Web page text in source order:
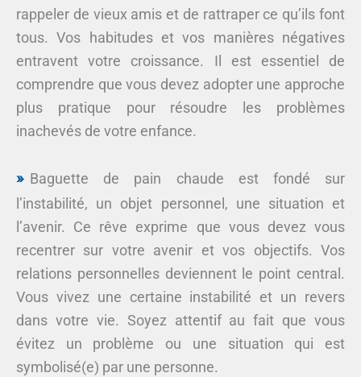
rappeler de vieux amis et de rattraper ce qu’ils font
tous. Vos habitudes et vos manières négatives
entravent votre croissance. Il est essentiel de
comprendre que vous devez adopter une approche
plus pratique pour résoudre les problèmes
inachevés de votre enfance.
Baguette de pain chaude est fondé sur
l’instabilité, un objet personnel, une situation et
l’avenir. Ce rêve exprime que vous devez vous
recentrer sur votre avenir et vos objectifs. Vos
relations personnelles deviennent le point central.
Vous vivez une certaine instabilité et un revers
dans votre vie. Soyez attentif au fait que vous
évitez un problème ou une situation qui est
symbolisé(e) par une personne.